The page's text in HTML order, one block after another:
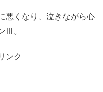
悪くなり、泣きながら心
Ⅲ。
ンク